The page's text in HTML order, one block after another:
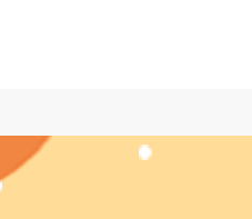
!= true) { return true;